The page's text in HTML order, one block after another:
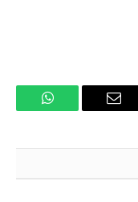
البريد
واتساب